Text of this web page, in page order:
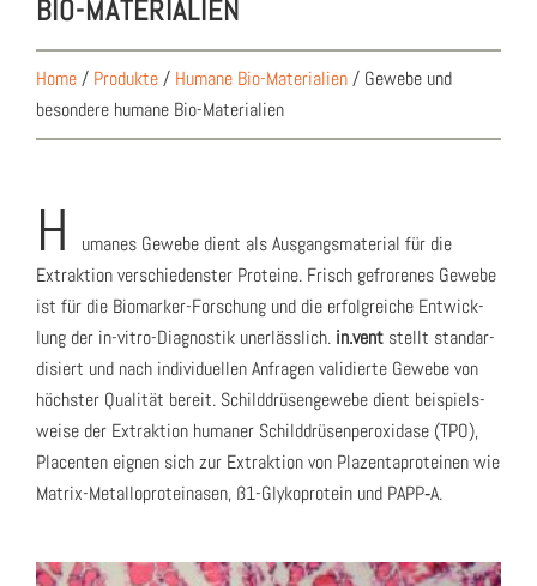
BIO-MATE­RIA­LI­EN
Home/ Produkte/ Humane Bio-Materialien/ Gewebe und
besondere humane Bio-Materialien
H
uma­nes Gewe­be dient als Aus­gangs­ma­te­ri­al für die
Extrak­ti­on ver­schie­dens­ter Pro­te­ine. Frisch gefro­re­nes Gewe­be
ist für die Bio­mar­ker-For­schung und die erfolg­rei­che Ent­wick­
lung der in-vitro-Dia­gnos­tik uner­läss­lich. in.vent stellt stan­dar­
di­siert und nach indi­vi­du­el­len Anfra­gen vali­dier­te Gewe­be von
höchs­ter Qua­li­tät bereit. Schild­drü­sen­ge­we­be dient bei­spiels­
wei­se der Extrak­ti­on huma­ner Schild­drü­sen­per­oxi­da­se (TPO),
Pla­cen­ten eig­nen sich zur Extrak­ti­on von Pla­zen­ta­pro­te­inen wie
Matrix-Metall­o­pro­te­in­asen, ß1-Gly­ko­pro­te­in und PAPP‑A.